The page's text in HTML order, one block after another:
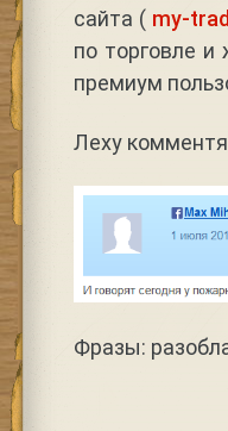
сайта ( my-
по торговле
премиум
Леху
Фразы: